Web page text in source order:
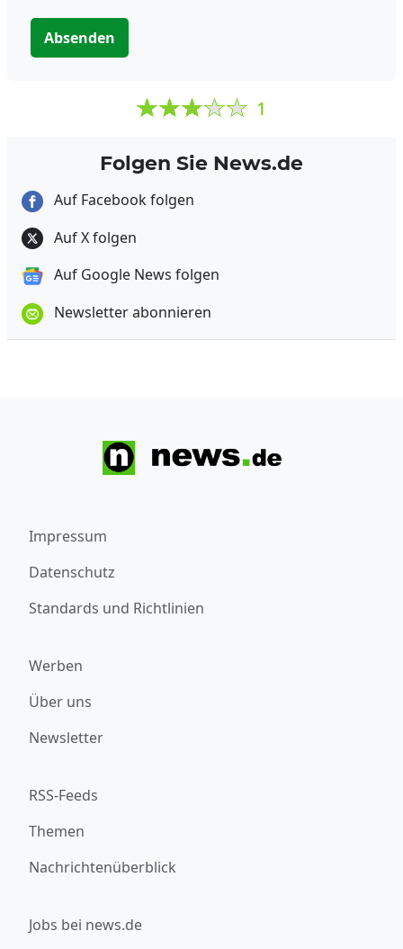
Absenden
1
Folgen Sie News.de
Auf Facebook folgen
Auf X folgen
Auf Google News folgen
Newsletter abonnieren
Impressum
Datenschutz
Standards und Richtlinien
Werben
Über uns
Newsletter
RSS-Feeds
Themen
Nachrichtenüberblick
Jobs bei news.de